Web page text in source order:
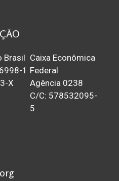
Brasil
1
X
Caixa Econômica
Federal
Agência 0238
C/C: 578532095-
5